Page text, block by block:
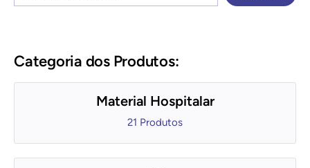
q
Categoria dos Produtos:
Material Hospitalar
21 Produtos